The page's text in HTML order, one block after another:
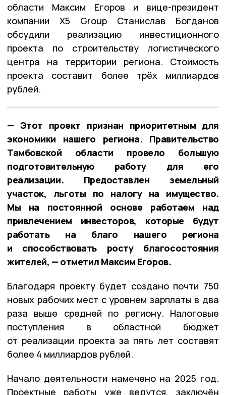
области Максим Егоров и вице-президент
компании X5 Group Станислав Богданов
обсудили реализацию инвестиционного
проекта по строительству логистического
центра на территории региона. Стоимость
проекта составит более трёх миллиардов
рублей.
— Этот проект признан приоритетным для
экономики нашего региона. Правительство
Тамбовской области провело большую
подготовительную работу для его
реализации. Предоставлен земельный
участок, льготы по налогу на имущество.
Мы на постоянной основе работаем над
привлечением инвесторов, которые будут
работать на благо нашего региона
и способствовать росту благосостояния
жителей, — отметил Максим Егоров.
Благодаря проекту будет создано почти 750
новых рабочих мест с уровнем зарплаты в два
раза выше средней по региону. Налоговые
поступления в областной бюджет
от реализации проекта за пять лет составят
более 4 миллиардов рублей.
Начало деятельности намечено на 2025 год.
Проектные работы уже ведутся, заключён